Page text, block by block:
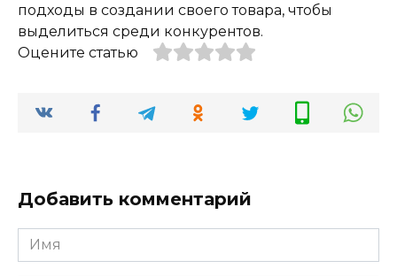
подходы в создании своего товара, чтобы
выделиться среди конкурентов.
Оцените статью
Добавить комментарий
Имя
*